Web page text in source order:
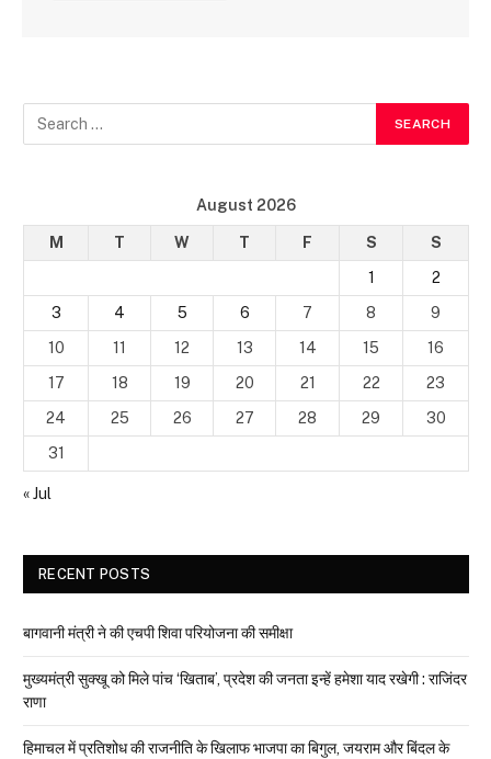
August 2026
M T W T F S
S
1
2
3
4 5 6 7 8
9
10
11 12 13 14 15
16
17
18 19 20 21 22
23
24
25 26 27 28 29
30
31
« Jul
RECENT POSTS
बागवानी मंत्री ने की एचपी शिवा परियोजना की समीक्षा
मुख्यमंत्री सुक्खू को मिले पांच ‘खिताब’, प्रदेश की जनता इन्हें हमेशा याद रखेगी : राजिंदर
राणा
हिमाचल में प्रतिशोध की राजनीति के खिलाफ भाजपा का बिगुल, जयराम और बिंदल के